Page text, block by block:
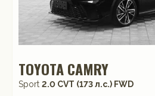
TOYOTA CAMRY
Sport 2.0 CVT (173 л.с.) FWD